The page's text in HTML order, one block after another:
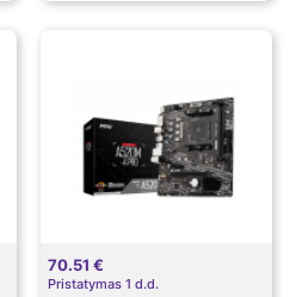
70.51 €
Pristatymas 1 d.d.